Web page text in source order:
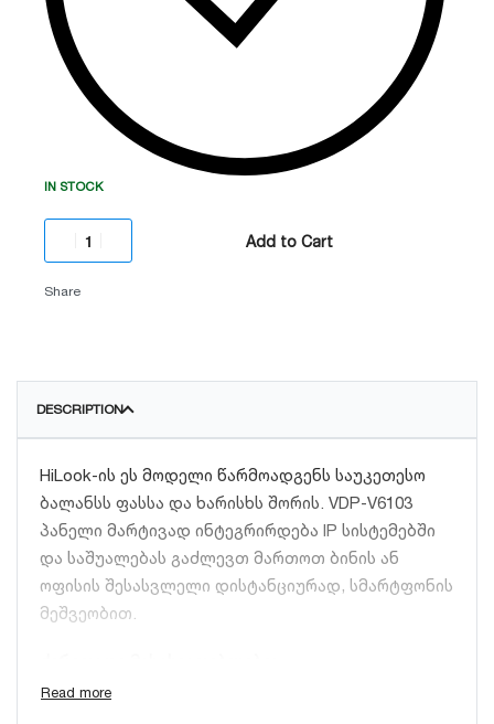
IN STOCK
Add to Cart
Share
DESCRIPTION
HiLook-ის ეს მოდელი წარმოადგენს საუკეთესო
ბალანსს ფასსა და ხარისხს შორის. VDP-V6103
პანელი მარტივად ინტეგრირდება IP სისტემებში
და საშუალებას გაძლევთ მართოთ ბინის ან
ოფისის შესასვლელი დისტანციურად, სმარტფონის
მეშვეობით.